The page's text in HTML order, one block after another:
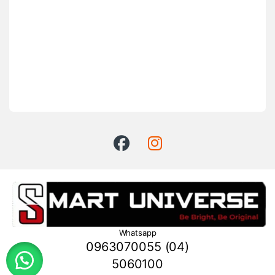
Whatsapp
0963070055 (04)
5060100